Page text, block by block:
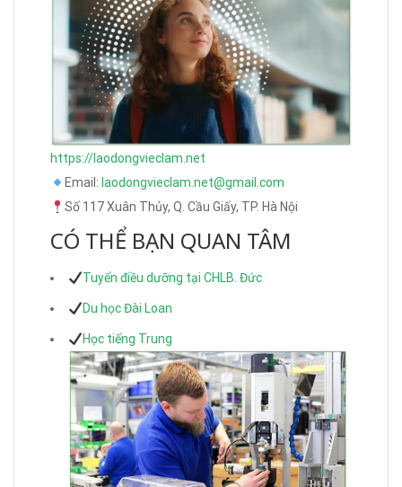
https://laodongvieclam.net
Email: laodongvieclam.net@gmail.com
Số 117 Xuân Thủy, Q. Cầu Giấy, TP. Hà Nội
CÓ THỂ BẠN QUAN TÂM
Tuyển điều dưỡng tại CHLB. Đức
Du học Đài Loan
Học tiếng Trung